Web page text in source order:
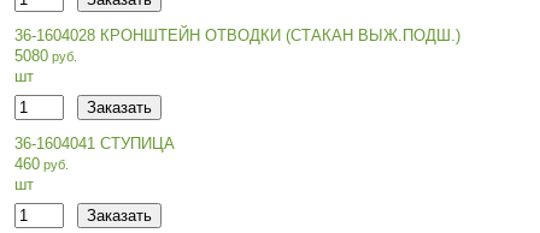
36-1604028 КРОНШТЕЙН ОТВОДКИ (СТАКАН ВЫЖ.ПОДШ.)
5080
шт
36-1604041 СТУПИЦА
460
шт